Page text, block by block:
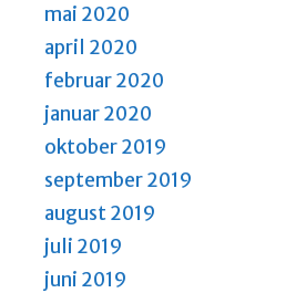
mai 2020
april 2020
februar 2020
januar 2020
oktober 2019
september 2019
august 2019
juli 2019
juni 2019